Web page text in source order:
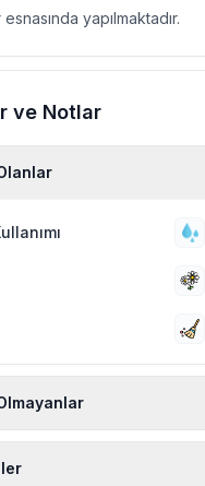
yapılmaktadır.
ve Notlar